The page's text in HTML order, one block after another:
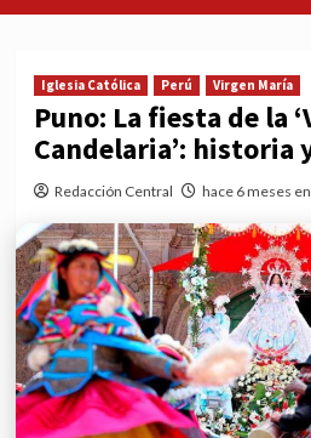
Iglesia Católica Perú Virgen María
Puno: La fiesta de la
Candelaria’: historia
Redacción Central hace 6 meses